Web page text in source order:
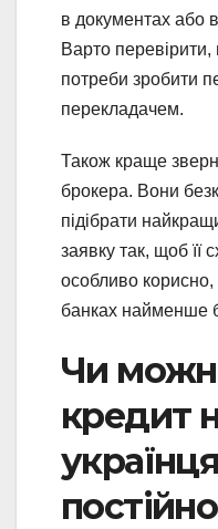
в документах або
Варто перевірити,
потреби зробити
перекладачем.
Також краще
брокера. Вони
підібрати
заявку так, щоб її
особливо
банках найменше
Чи
кредит